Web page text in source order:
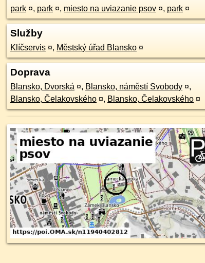
park ¤, park ¤, miesto na uviazanie psov ¤, park ¤
Služby
Klíčservis ¤, Městský úřad Blansko ¤
Doprava
Blansko, Dvorská ¤, Blansko, náměstí Svobody ¤,
Blansko, Čelakovského ¤, Blansko, Čelakovského ¤